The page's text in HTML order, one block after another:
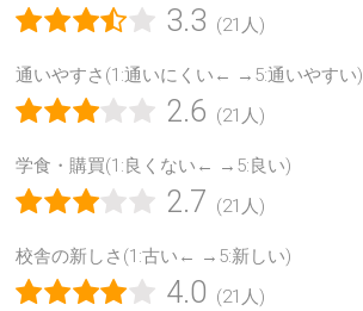
3.3 (21人)
通いやすさ(1:通いにくい← →5:通いやすい)
2.6 (21人)
学食・購買(1:良くない← →5:良い)
2.7 (21人)
校舎の新しさ(1:古い← →5:新しい)
4.0 (21人)